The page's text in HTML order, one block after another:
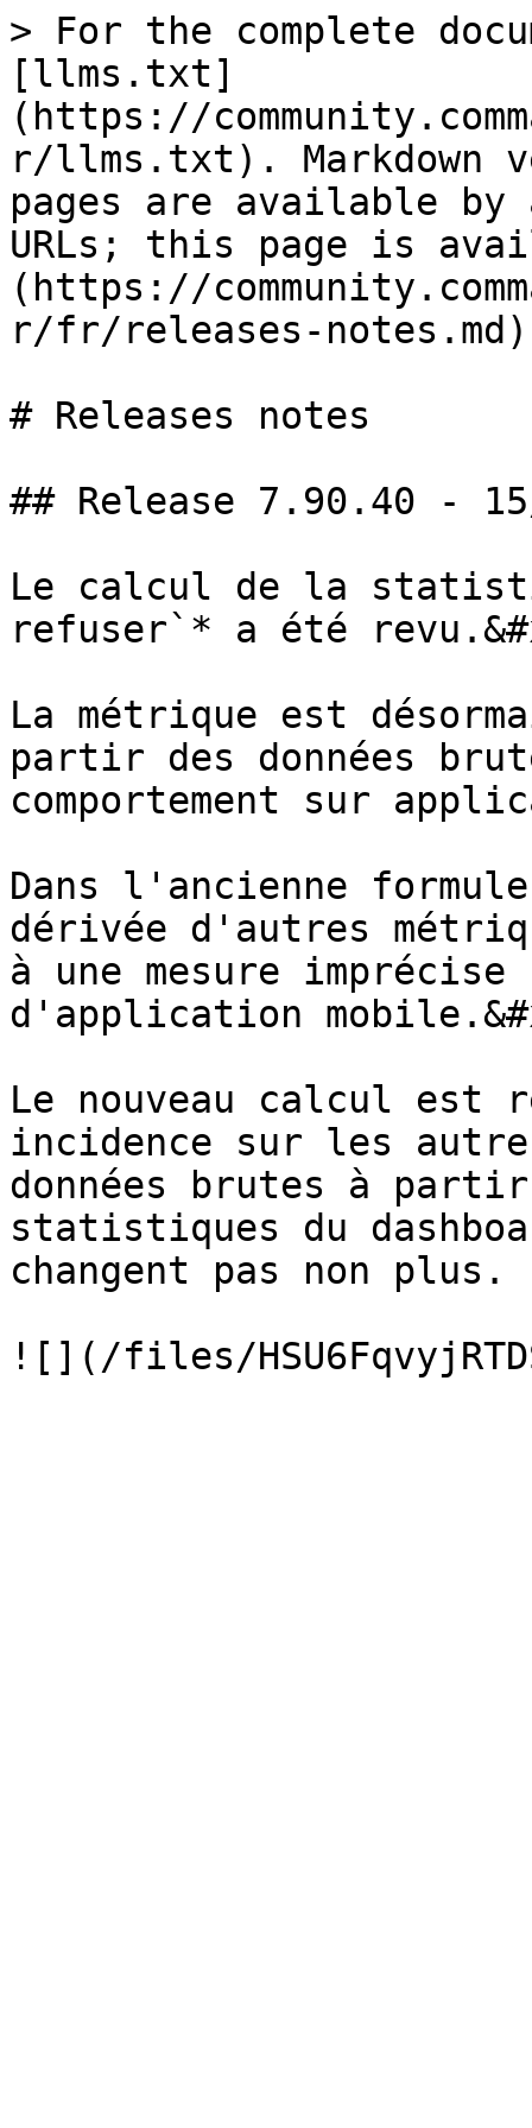
> For the complete
[llms.txt]
(https://
r/llms.txt). Markdown
pages are available by
URLs; this page is
(https://
r/fr/releases-
# Releases notes
## Release 7.90.40 -
Le calcul de la
refuser`* a été
La métrique est
partir des données
comportement sur
Dans l'ancienne
dérivée d'autres
à une mesure
d'application
Le nouveau calcul est
incidence sur les
données brutes à
statistiques du
changent pas non plus.